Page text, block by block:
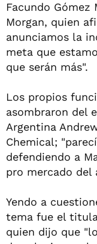
Facundo Gómez
Morgan, quien
anunciamos la
meta que
que serán más".
Los propios
asombraron del
Argentina
Chemical;
defendiendo a
pro mercado del
Yendo a
tema fue el
quien dijo que